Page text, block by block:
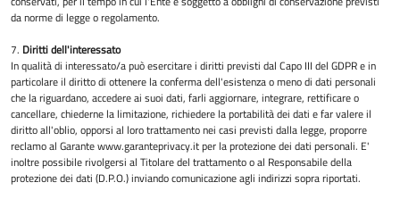
da norme di legge o regolamento.
7. Diritti dell'interessato
In qualità di interessato/a può esercitare i diritti previsti dal Capo III del GDPR e in
particolare il diritto di ottenere la conferma dell'esistenza o meno di dati personali
che la riguardano, accedere ai suoi dati, farli aggiornare, integrare, rettificare o
cancellare, chiederne la limitazione, richiedere la portabilità dei dati e far valere il
diritto all'oblio, opporsi al loro trattamento nei casi previsti dalla legge, proporre
reclamo al Garante www.garanteprivacy.it per la protezione dei dati personali. E'
inoltre possibile rivolgersi al Titolare del trattamento o al Responsabile della
protezione dei dati (D.P.O.) inviando comunicazione agli indirizzi sopra riportati.